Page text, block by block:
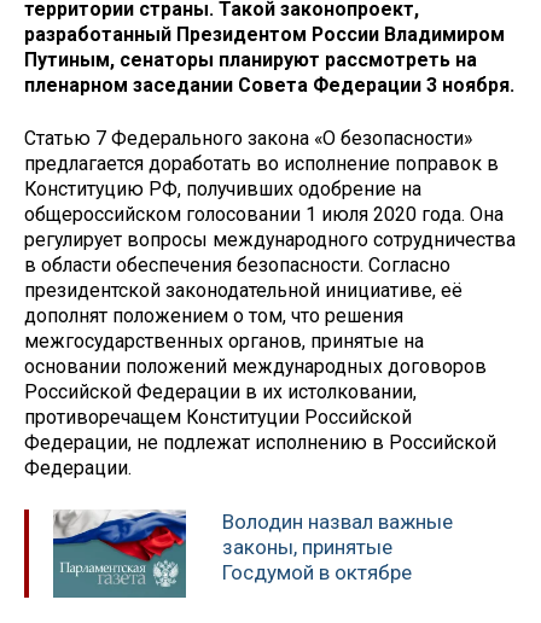
территории страны. Такой законопроект,
разработанный Президентом России Владимиром
Путиным, сенаторы планируют рассмотреть на
пленарном заседании Совета Федерации 3 ноября.
Статью 7 Федерального закона «О безопасности»
предлагается доработать во исполнение поправок в
Конституцию РФ, получивших одобрение на
общероссийском голосовании 1 июля 2020 года. Она
регулирует вопросы международного сотрудничества
в области обеспечения безопасности. Согласно
президентской законодательной инициативе, её
дополнят положением о том, что решения
межгосударственных органов, принятые на
основании положений международных договоров
Российской Федерации в их истолковании,
противоречащем Конституции Российской
Федерации, не подлежат исполнению в Российской
Федерации.
Володин назвал важные
законы, принятые
Госдумой в октябре